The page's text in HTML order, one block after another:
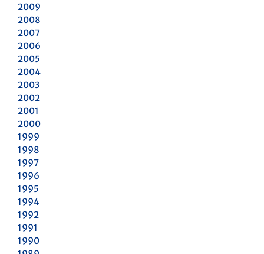
2009
2008
2007
2006
2005
2004
2003
2002
2001
2000
1999
1998
1997
1996
1995
1994
1992
1991
1990